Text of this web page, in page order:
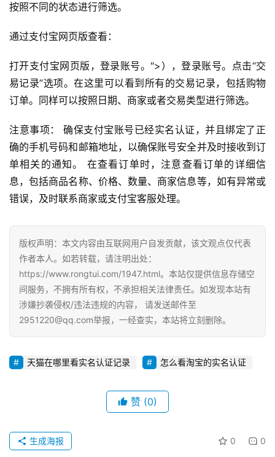
按照不同的状态进行筛选。
通过支付宝网页版查看：
打开支付宝网页版，登录账号。">），登录账号。点击“交
易记录”选项。在这里可以看到所有的交易记录，包括购物
订单。同样可以按照日期、商家或者交易类型进行筛选。
注意事项： 确保支付宝账号已经实名认证，并且绑定了正
确的手机号码和邮箱地址，以确保账号安全并及时接收到订
单相关的通知。 在查看订单时，注意查看订单的详细信
息，包括商品名称、价格、数量、商家信息等，如有异常或
错误，及时联系商家或支付宝客服处理。
版权声明：本文内容由互联网用户自发贡献，该文观点仅代表
作者本人。如若转载，请注明出处：
https://www.rongtui.com/1947.html。本站仅提供信息存储空
间服务，不拥有所有权，不承担相关法律责任。如发现本站有
涉嫌抄袭侵权/违法违规的内容， 请发送邮件至
2951220@qq.com举报，一经查实，本站将立刻删除。
天猫在哪里看实名认证记录 怎么看淘宝的实名认证
赞 (0)
0 0
生成海报